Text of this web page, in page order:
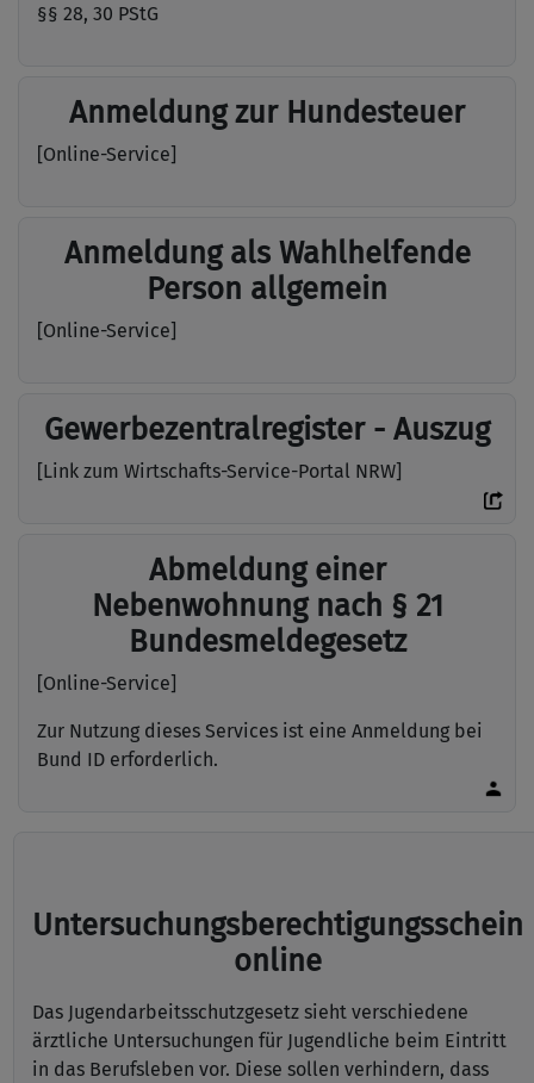
§§ 28, 30 PStG
Anmeldung zur Hundesteuer
[Online-Service]
Anmeldung als Wahlhelfende
Person allgemein
[Online-Service]
Gewerbezentralregister - Auszug
[Link zum Wirtschafts-Service-Portal NRW]
Abmeldung einer
Nebenwohnung nach § 21
Bundesmeldegesetz
[Online-Service]
Zur Nutzung dieses Services ist eine Anmeldung bei
Bund ID erforderlich.
Untersuchungsberechtigungsschein
online
Das Jugendarbeitsschutzgesetz sieht verschiedene
ärztliche Untersuchungen für Jugendliche beim Eintritt
in das Berufsleben vor. Diese sollen verhindern, dass